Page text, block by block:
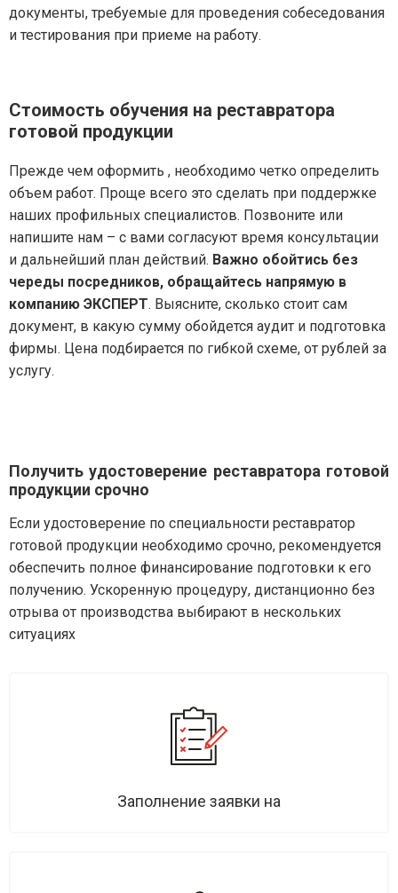
документы, требуемые для проведения собеседования
и тестирования при приеме на работу.
Стоимость обучения на реставратора
готовой продукции
Прежде чем оформить , необходимо четко определить
объем работ. Проще всего это сделать при поддержке
наших профильных специалистов. Позвоните или
напишите нам – с вами согласуют время консультации
и дальнейший план действий. Важно обойтись без
череды посредников, обращайтесь напрямую в
компанию ЭКСПЕРТ. Выясните, сколько стоит сам
документ, в какую сумму обойдется аудит и подготовка
фирмы. Цена подбирается по гибкой схеме, от рублей за
услугу.
Получить удостоверение реставратора готовой
продукции срочно
Если удостоверение по специальности реставратор
готовой продукции необходимо срочно, рекомендуется
обеспечить полное финансирование подготовки к его
получению. Ускоренную процедуру, дистанционно без
отрыва от производства выбирают в нескольких
ситуациях
Заполнение заявки на